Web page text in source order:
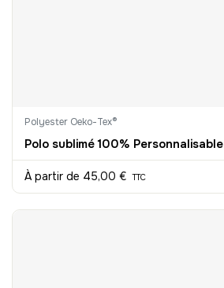
Polyester Oeko-Tex®
Polo sublimé 100% Personnalisable
À partir de 45,00 € TTC